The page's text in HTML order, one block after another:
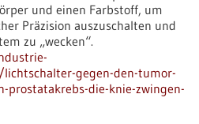
und einen Farbstoff, um
Präzision auszuschalten und
zu „wecken“.
gegen-den-tumor-
prostatakrebs-die-knie-zwingen-